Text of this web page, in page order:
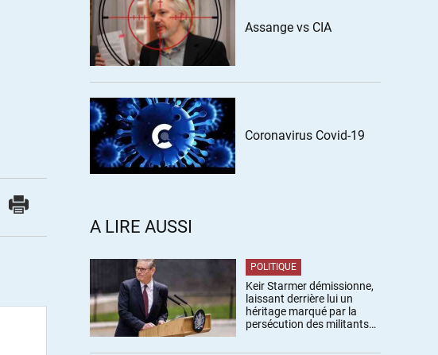
Assange vs CIA
Coronavirus Covid-19
A LIRE AUSSI
POLITIQUE
Keir Starmer démissionne,
laissant derrière lui un
héritage marqué par la
persécution des militants